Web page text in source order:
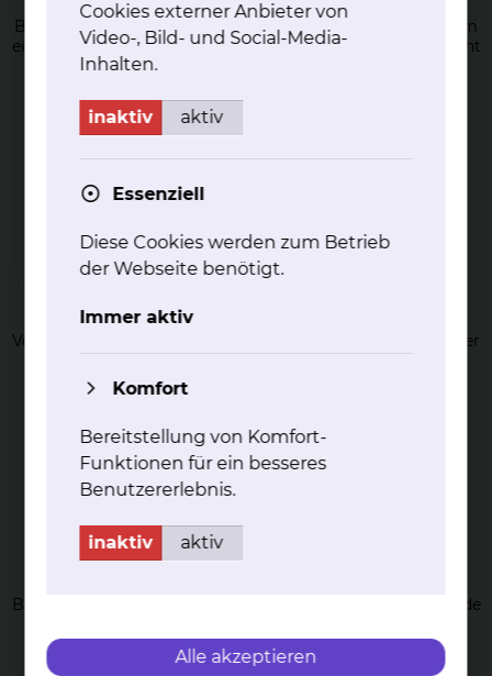
Bei einer supraventrikulären Tachykardie handelt es sich um
eine Vorkammer-Rhythmusstörung, die normalerweise nicht
lebensgefährlich ist, aber sehr unangenehm sein kann.
mehr
Ka­the­tera­b­la­ti­on von ven­tri­ku­lären
Ex­tra­sys­to­len (VES)
Ventrikuläre Extrasystolen (VES) sind Fehlzündungen aus der
Herzkammer.
Ka­the­tera­b­la­ti­on von Vor­hoff­lat­tern
Bei Vorhofflattern handelt es sich um eine schnelle kreisende
mehr
Cookies externer Anbieter von
Video-, Bild- und Social-Media-
Inhalten.
inaktiv aktiv
Essenziell
Diese Cookies werden zum Betrieb
der Webseite benötigt.
Immer aktiv
Komfort
Bereitstellung von Komfort-
Funktionen für ein besseres
Benutzererlebnis.
inaktiv aktiv
Alle akzeptieren